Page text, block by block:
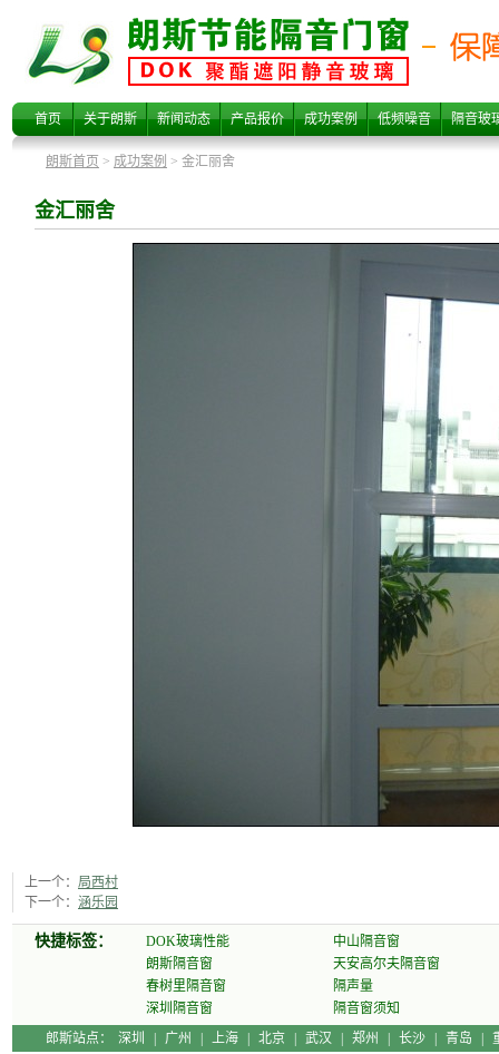
金汇丽舍
首页 关于朗斯 新闻动态 产品报价 成功案例 低频噪音 隔音玻
朗斯首页 > 成功案例 > 金汇丽舍
金汇丽舍
上一个： 局西村
下一个： 涵乐园
快捷标签： DOK玻璃性能
中山隔音窗
朗斯隔音窗
天安高尔夫隔音窗
春树里隔音窗
隔声量
深圳隔音窗
隔音窗须知
郎斯站点：
深圳 广州 上海 北京 武汉 郑州 长沙 青岛